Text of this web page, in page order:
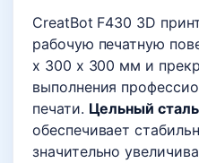
CreatBot F430 3D
рабочую печатную
х 300 х 300 мм и
выполнения
печати. Цельный
обеспечивает
значительно